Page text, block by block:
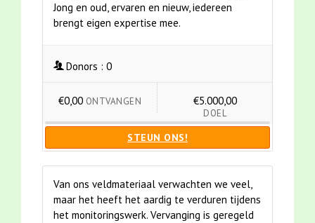
Jong en oud, ervaren en nieuw, iedereen
brengt eigen expertise mee.
Donors : 0
€0,00 ONTVANGEN €5.000,00
DOEL
STEUN ONS!
Van ons veldmateriaal verwachten we veel,
maar het heeft het aardig te verduren tijdens
het monitoringswerk. Vervanging is geregeld